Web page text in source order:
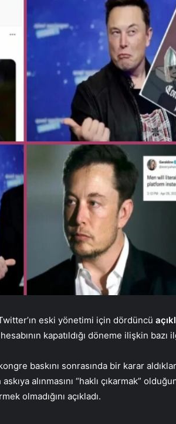
eski yönetimi için dördüncü
kapatıldığı döneme ilişkin bazı
baskını sonrasında bir karar
alınmasını “haklı çıkarmak”
olmadığını açıkladı.